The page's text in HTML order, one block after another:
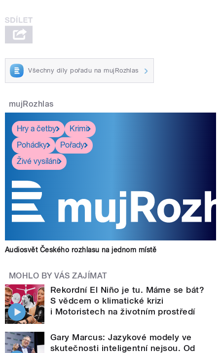
Všechny díly pořadu na mujRozhlas
mujRozhlas
Hry a četby
Krimi
Pohádky
Pořady
Živé vysílání
Audiosvět Českého rozhlasu na jednom místě
MOHLO BY VÁS ZAJÍMAT
Rekordní El Niño je tu. Máme se bát?
S vědcem o klimatické krizi
i Motoristech na životním prostředí
Gary Marcus: Jazykové modely ve
skutečnosti inteligentní nejsou. Od